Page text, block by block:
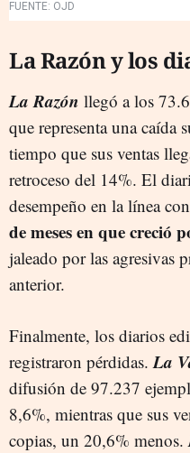
La Razón y los
La Razón llegó a los
que representa una caída
tiempo que sus ventas
retroceso del 14%. El
desempeño en la línea
de meses en que creció
jaleado por las agresivas
anterior.
Finalmente, los diarios
registraron pérdidas.La
difusión de 97.237
8,6%, mientras que sus
copias, un 20,6% menos.